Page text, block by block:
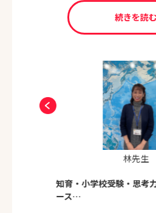
生まれた時から便利な機器に囲ま
代の子どもたち。携帯電話やタブ
っという間に覚えてしまいます。
いま教育現場ではこれまでの計算
力』が大きく問われています。
『思考力』は教え込むことでは育
チャイルド・アイズではお子様に
った！」「できた！」と小さな成
『考えることが好き』『学ぶこと
一生に一度のゴールデンエイジと
質な刺激を与えることは、未来へ
続きを読む
林先生
知育・小学校受験・思考
ース